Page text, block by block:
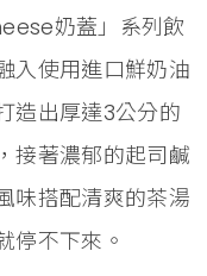
奶蓋」系列飲
入使用進口鮮奶油
造出厚達3公分的
接著濃郁的起司鹹
味搭配清爽的茶湯
停不下來。